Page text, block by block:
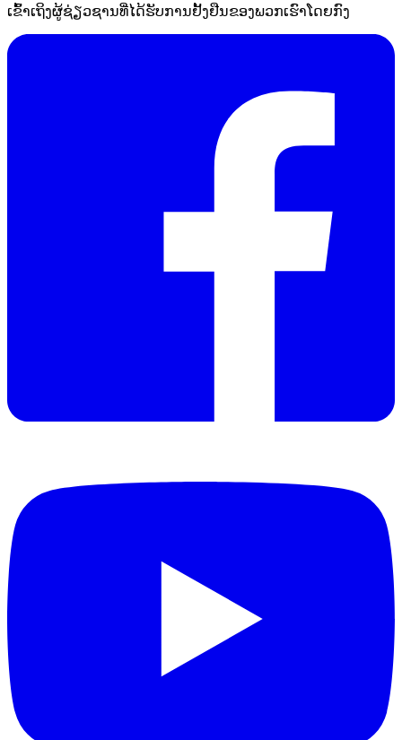
ເຂົ້າເຖິງຜູ້ຊ່ຽວຊານທີ່ໄດ້ຮັບການຢັ້ງຢືນຂອງພວກເຮົາໂດຍກົງ